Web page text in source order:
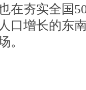
在夯实全国
口增长的东
。